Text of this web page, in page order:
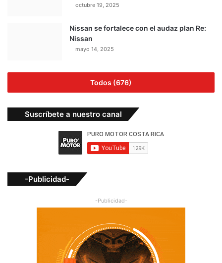
octubre 19, 2025
Nissan se fortalece con el audaz plan Re:
Nissan
mayo 14, 2025
Todos (676)
Suscríbete a nuestro canal
-Publicidad-
-Publicidad-